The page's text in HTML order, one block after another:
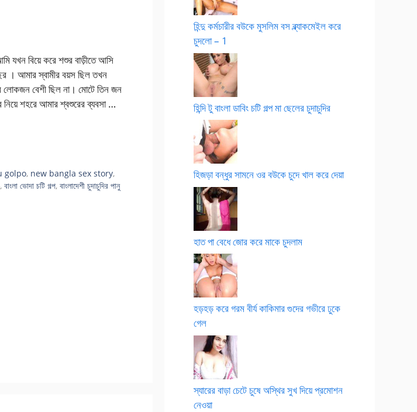
বিয়ে করে শশুর বাড়ীতে আসি
। আমার স্বামীর বয়স ছিল তখন
লোকজন বেশী ছিল না। মোটে তিন জন
নিয়ে শহরে আমার শ্বশুরের ব্যবসা …
golpo, new bangla sex story,
, বাংলা ভোদা চটি গল্প, বাংলাদেশী চুদাচুদির পানু
হিন্দু কর্মচারীর বউকে মুসলিম বস ব্ল্যাকমেইল করে
চুদলো – 1
হিন্দি টু বাংলা ডাবিং চটি গল্প মা ছেলের চুদাচুদির
হিজড়া বন্ধুর সামনে ওর বউকে চুদে খাল করে দেয়া
হাত পা বেধে জোর করে মাকে চুদলাম
হড়হড় করে গরম বীর্য কাকিমার গুদের গভীরে ঢুকে
গেল
স্যারের বাড়া চেটে চুষে অস্থির সুখ দিয়ে প্রমোশন
নেওয়া